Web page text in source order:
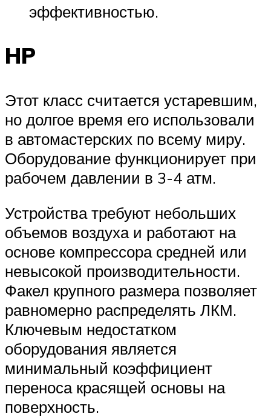
эффективностью.
HP
Этот класс считается устаревшим,
но долгое время его использовали
в автомастерских по всему миру.
Оборудование функционирует при
рабочем давлении в 3-4 атм.
Устройства требуют небольших
объемов воздуха и работают на
основе компрессора средней или
невысокой производительности.
Факел крупного размера позволяет
равномерно распределять ЛКМ.
Ключевым недостатком
оборудования является
минимальный коэффициент
переноса красящей основы на
поверхность.